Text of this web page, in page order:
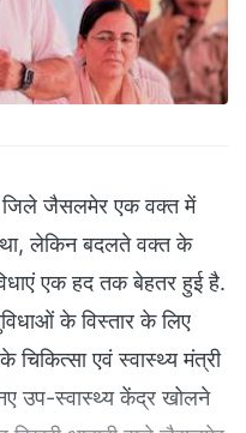
जिले जैसलमेर एक वक्त में
था, लेकिन बदलते वक्त के
एक हद तक बेहतर हुई है.
के विस्तार के लिए
एवं स्वास्थ्य मंत्री
उप-स्वास्थ्य केंद्र खोलने